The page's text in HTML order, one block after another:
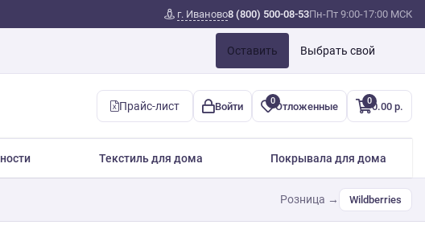
г. Иваново8 (800) 500-08-53Пн-Пт 9:00-17:00 МСК
Оставить Выбрать свой
Прайс-лист Войти 0Отложенные 00.00 р.
Текстиль для дома Покрывала для дома
Розница → Wildberries